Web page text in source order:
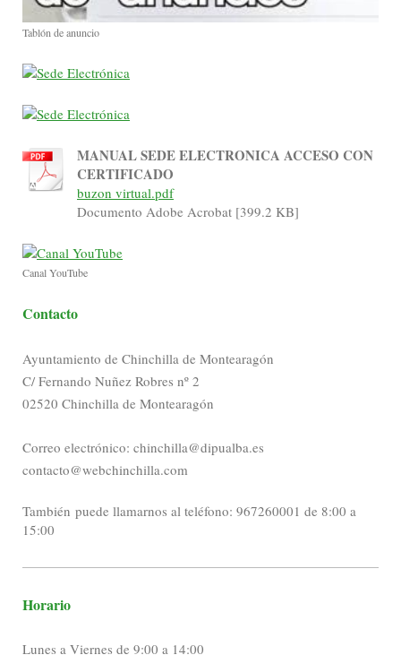
Tablón de anuncio
MANUAL SEDE ELECTRONICA ACCESO CON
CERTIFICADO
buzon virtual.pdf
Documento Adobe Acrobat [399.2 KB]
Canal YouTube
Contacto
Ayuntamiento de Chinchilla de Montearagón
C/ Fernando Nuñez Robres nº 2
02520 Chinchilla de Montearagón
Correo electrónico: chinchilla@dipualba.es
contacto@webchinchilla.com
También puede llamarnos al teléfono: 967260001 de 8:00 a
15:00
Horario
Lunes a Viernes de 9:00 a 14:00